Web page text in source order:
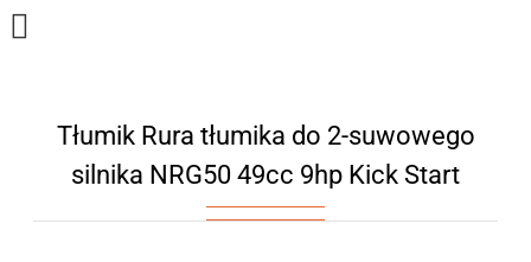
Tłumik Rura tłumika do 2-suwowego
silnika NRG50 49cc 9hp Kick Start